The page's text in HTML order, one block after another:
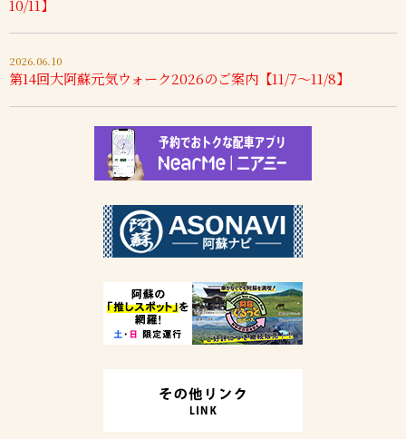
10/11】
2026.06.10
第14回大阿蘇元気ウォーク2026のご案内【11/7～11/8】